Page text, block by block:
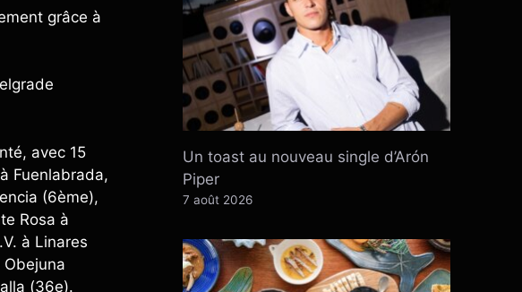
grâce à
avec 15
Fuenlabrada,
(6ème),
Rosa à
à Linares
Obejuna
(36e).
Un toast au nouveau single d’Arón
Piper
7 août 2026